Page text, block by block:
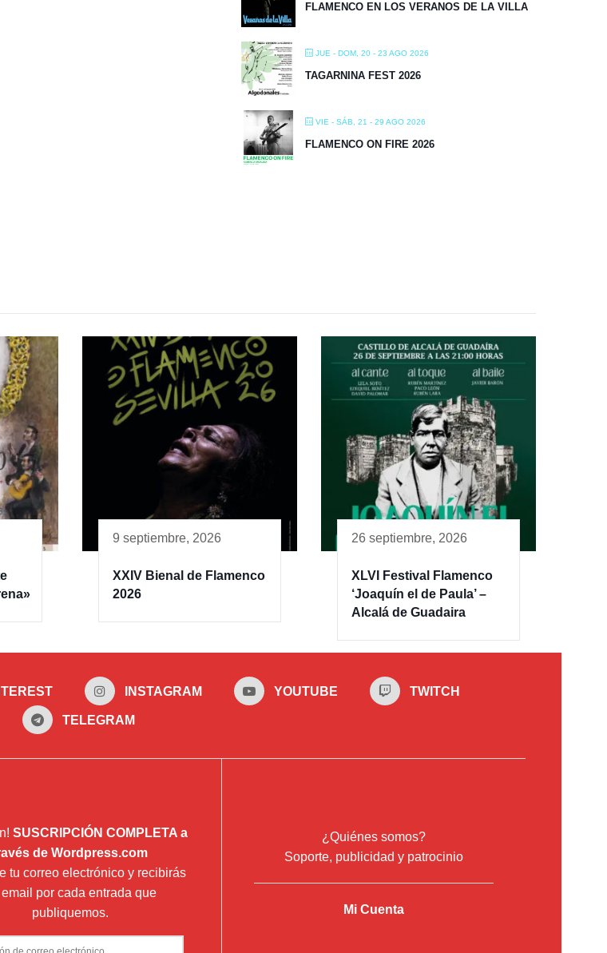
FLAMENCO EN LOS VERANOS DE LA VILLA
JUE - DOM, 20 - 23 AGO 2026
TAGARNINA FEST 2026
VIE - SÁB, 21 - 29 AGO 2026
FLAMENCO ON FIRE 2026
9 septiembre, 2026
XXIV Bienal de Flamenco
2026
26 septiembre, 2026
XLVI Festival Flamenco
‘Joaquín el de Paula’ –
Alcalá de Guadaira
INSTAGRAM YOUTUBE TWITCH
TELEGRAM
SUSCRIPCIÓN COMPLETA a
de Wordpress.com
tu correo electrónico y recibirás
email por cada entrada que
publiquemos.
¿Quiénes somos?
Soporte, publicidad y patrocinio
Mi Cuenta